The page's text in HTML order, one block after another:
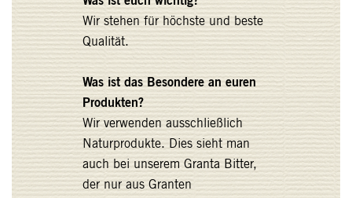
Wir stehen für höchste und beste
Qualität.
Was ist das Besondere an euren
Produkten?
Wir verwenden ausschließlich
Naturprodukte. Dies sieht man
auch bei unserem Granta Bitter,
der nur aus Granten